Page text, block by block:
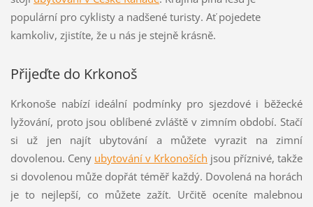
populární pro cyklisty a nadšené turisty. Ať pojedete
kamkoliv, zjistíte, že u nás je stejně krásně.
Přijeďte do Krkonoš
Krkonoše nabízí ideální podmínky pro sjezdové i běžecké
lyžování, proto jsou oblíbené zvláště v zimním období. Stačí
si už jen najít ubytování a můžete vyrazit na zimní
dovolenou. Ceny ubytování v Krkonoších jsou příznivé, takže
si dovolenou může dopřát téměř každý. Dovolená na horách
je to nejlepší, co můžete zažít. Určitě oceníte malebnou